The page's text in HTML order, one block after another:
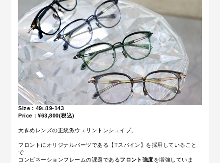
Size：49□19-143
Price：¥63,800(税込)
大きめレンズの正統派ウェリントンシェイプ。
フロントにオリジナルパーツである【Tスパイン】を採用していること
で
コンビネーションフレームの課題であるフロント強度を増強していま